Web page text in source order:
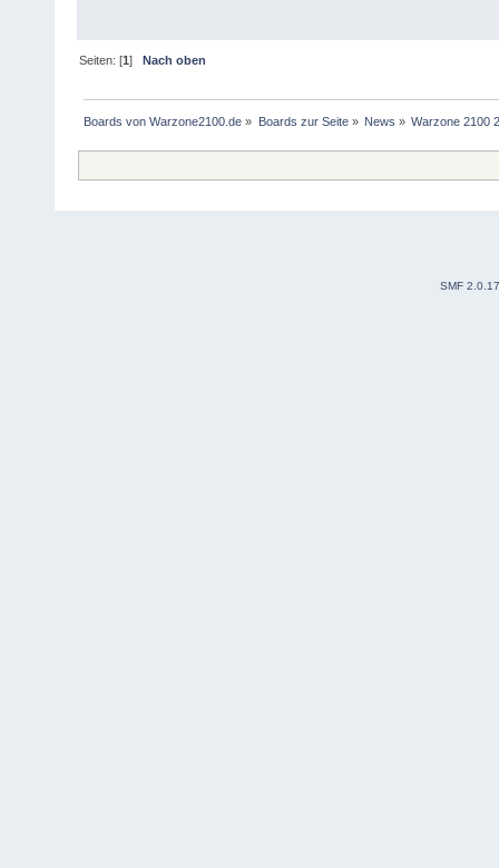
Seiten: [1]Nach oben
Boards von Warzone2100.de » Boards zur Seite» News » Warzone 2100
SMF 2.0.17